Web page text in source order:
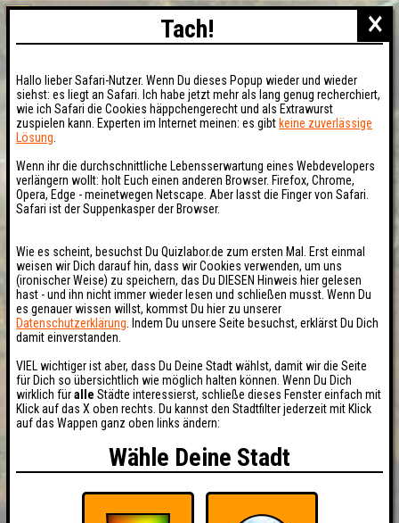
×
Tach!
Hallo lieber Safari-Nutzer. Wenn Du dieses Popup wieder und wieder
siehst: es liegt an Safari. Ich habe jetzt mehr als lang genug recherchiert,
wie ich Safari die Cookies häppchengerecht und als Extrawurst
zuspielen kann. Experten im Internet meinen: es gibt keine zuverlässige
Lösung
Wenn ihr die durchschnittliche Lebensserwartung eines Webdevelopers
verlängern wollt: holt Euch einen anderen Browser. Firefox, Chrome,
Opera, Edge - meinetwegen Netscape. Aber lasst die Finger von Safari.
Safari ist der Suppenkasper der Browser.
Wie es scheint, besuchst Du Quizlabor.de zum ersten Mal. Erst einmal
weisen wir Dich darauf hin, dass wir Cookies verwenden, um uns
(ironischer Weise) zu speichern, das Du DIESEN Hinweis hier gelesen
hast - und ihn nicht immer wieder lesen und schließen musst. Wenn Du
es genauer wissen willst, kommst Du hier zu unserer
Datenschutzerklärung . Indem Du unsere Seite besuchst, erklärst Du Dich
damit einverstanden.
VIEL wichtiger ist aber, dass Du Deine Stadt wählst, damit wir die Seite
für Dich so übersichtlich wie möglich halten können. Wenn Du Dich
wirklich füralle Städte interessierst, schließe dieses Fenster einfach mit
Klick auf das X oben rechts. Du kannst den Stadtfilter jederzeit mit Klick
auf das Wappen ganz oben links ändern:
Wähle Deine Stadt